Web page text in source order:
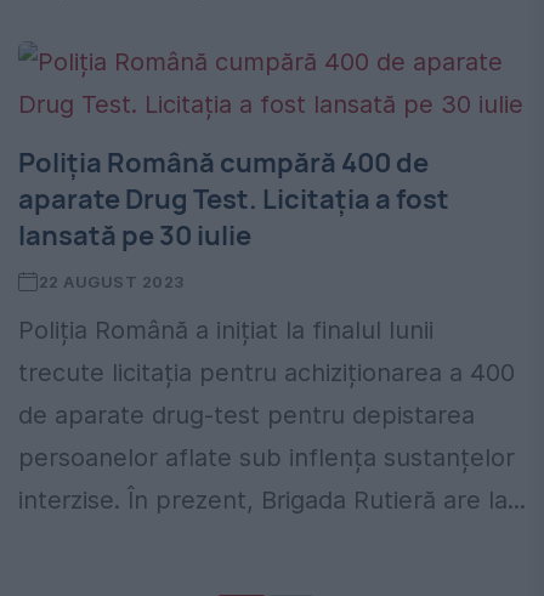
Poliția Română cumpără 400 de
aparate Drug Test. Licitația a fost
lansată pe 30 iulie
22 AUGUST 2023
Poliția Română a inițiat la finalul lunii
trecute licitația pentru achiziționarea a 400
de aparate drug-test pentru depistarea
persoanelor aflate sub inflența sustanțelor
interzise. În prezent, Brigada Rutieră are la...